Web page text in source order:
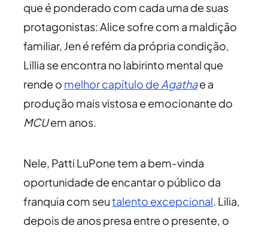
que é ponderado com cada uma de suas
protagonistas: Alice sofre com a maldição
familiar, Jen é refém da própria condição,
Lillia se encontra no labirinto mental que
rende o melhor capítulo deAgathae a
produção mais vistosa e emocionante do
MCUem anos.
Nele, Patti LuPone tem a bem-vinda
oportunidade de encantar o público da
franquia com seutalento excepcional. Lilia,
depois de anos presa entre o presente, o